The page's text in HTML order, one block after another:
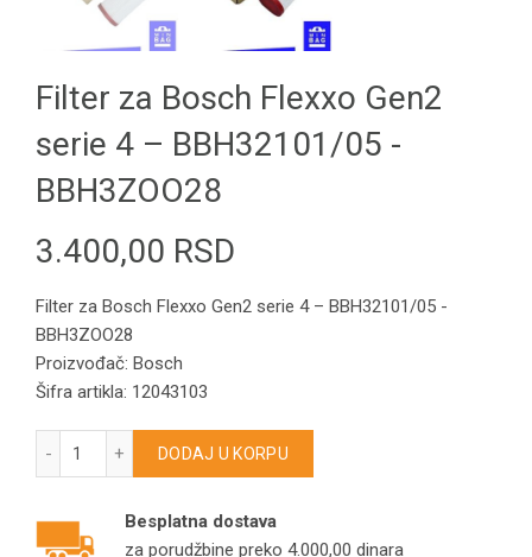
Filter za Bosch Flexxo Gen2
serie 4 – BBH32101/05 -
BBH3ZOO28
3.400,00 RSD
Filter za Bosch Flexxo Gen2 serie 4 – BBH32101/05 -
BBH3ZOO28
Proizvođač: Bosch
Šifra artikla: 12043103
Filter za Bosch Flexxo Gen2 serie 4 – BBH32101/05 -
DODAJ U KORPU
Besplatna dostava
za porudžbine preko 4.000,00 dinara